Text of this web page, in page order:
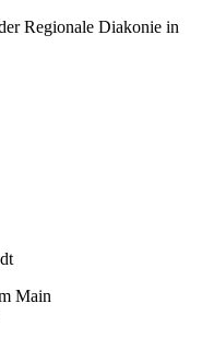
Regionale Diakonie in
Main